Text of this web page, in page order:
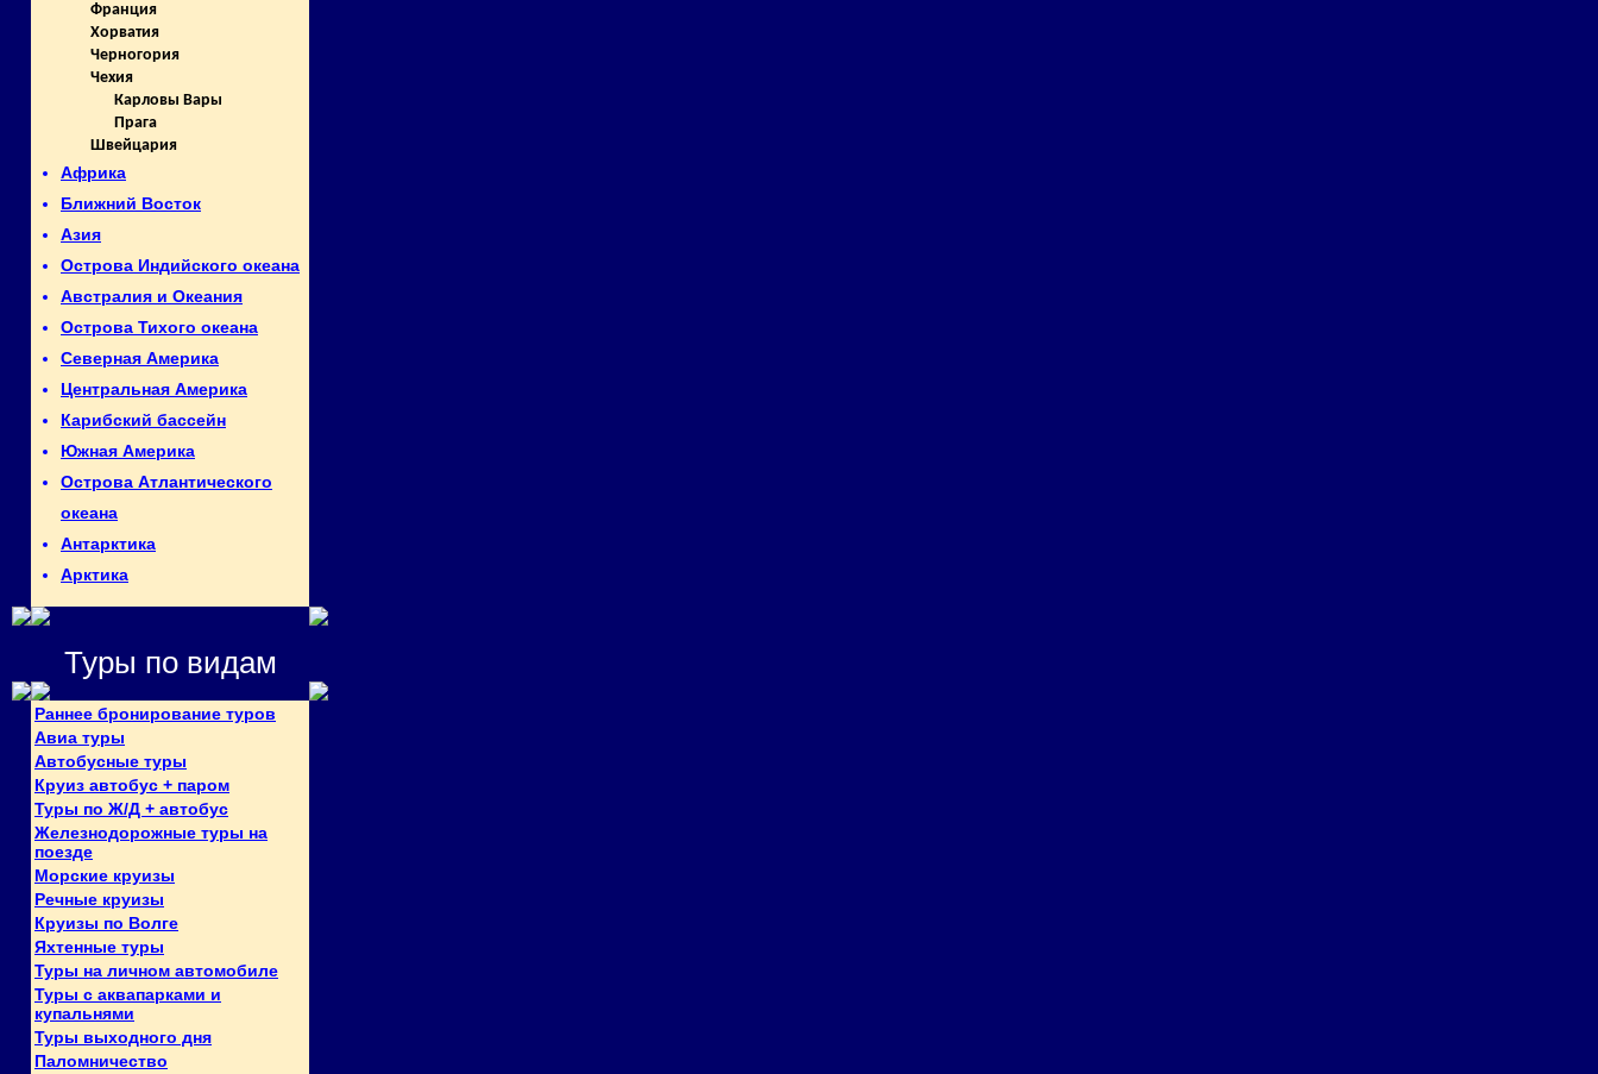
Франция
Хорватия
Черногория
Чехия
Карловы Вары
Прага
Швейцария
Африка
Ближний Восток
Азия
Острова Индийского океана
Австралия и Океания
Острова Тихого океана
Северная Америка
Центральная Америка
Карибский бассейн
Южная Америка
Острова Атлантического
океана
Антарктика
Арктика
Туры по видам
Раннее бронирование туров
Авиа туры
Автобусные туры
Круиз автобус + паром
Туры по Ж/Д + автобус
Железнодорожные туры на
поезде
Морские круизы
Речные круизы
Круизы по Волге
Яхтенные туры
Туры на личном автомобиле
Туры с аквапарками и
купальнями
Туры выходного дня
Паломничество